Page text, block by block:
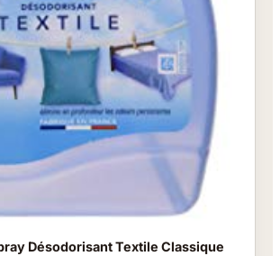
Désodorisant Textile Classique